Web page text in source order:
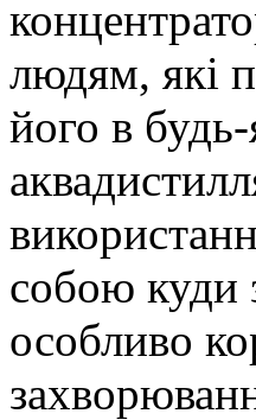
людям, які
його в
собою куди
особливо